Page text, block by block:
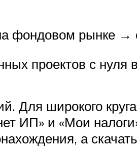
фондовом рынке
проектов с
широкого
ИП» и «Мои
а